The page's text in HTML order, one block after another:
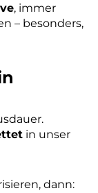
, immer
– besonders,
in unser
dann: